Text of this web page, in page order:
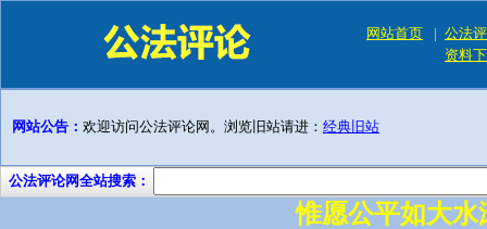
网站首页 | 公法
资料
网站公告： 欢迎访问公法评论网。浏览旧站请进： 经典旧站
公法评论网全站搜索：
惟愿公平如大